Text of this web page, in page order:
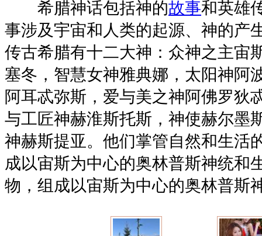
希腊神话包括神的故事和英雄
事涉及宇宙和人类的起源、神的产
传古希腊有十二大神：众神之主宙
塞冬，智慧女神雅典娜，太阳神阿
阿耳忒弥斯，爱与美之神阿佛罗狄
与工匠神赫淮斯托斯，神使赫尔墨
神赫斯提亚。他们掌管自然和生活
成以宙斯为中心的奥林普斯神统和
物，组成以宙斯为中心的奥林普斯